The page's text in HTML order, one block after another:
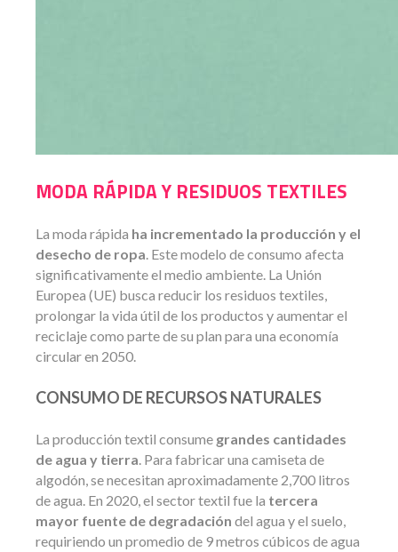
MODA RÁPIDA Y RESIDUOS TEXTILES
La moda rápida ha incrementado la producción y el
desecho de ropa. Este modelo de consumo afecta
significativamente el medio ambiente. La Unión
Europea (UE) busca reducir los residuos textiles,
prolongar la vida útil de los productos y aumentar el
reciclaje como parte de su plan para una economía
circular en 2050.
CONSUMO DE RECURSOS NATURALES
La producción textil consume grandes cantidades
de agua y tierra. Para fabricar una camiseta de
algodón, se necesitan aproximadamente 2,700 litros
de agua. En 2020, el sector textil fue la tercera
mayor fuente de degradación del agua y el suelo,
requiriendo un promedio de 9 metros cúbicos de agua